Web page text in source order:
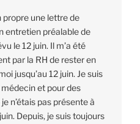
propre une lettre de
entretien préalable de
le 12 juin. Il m’a été
par la RH de rester en
jusqu’au 12 juin. Je suis
et pour des
n’étais pas présente à
Depuis, je suis toujours